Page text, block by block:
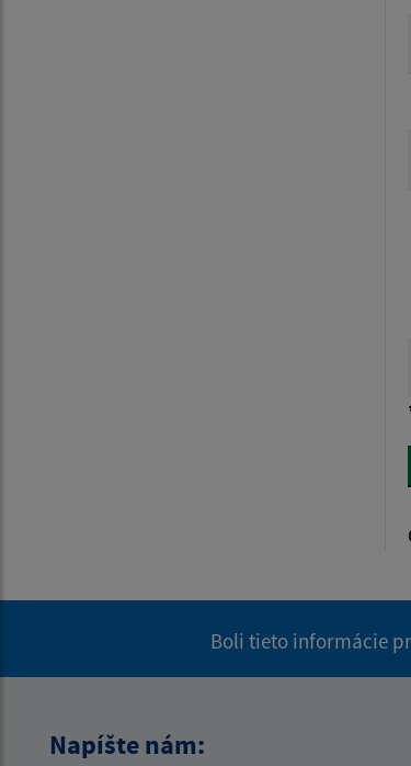
Boli tieto informácie
Napíšte nám: